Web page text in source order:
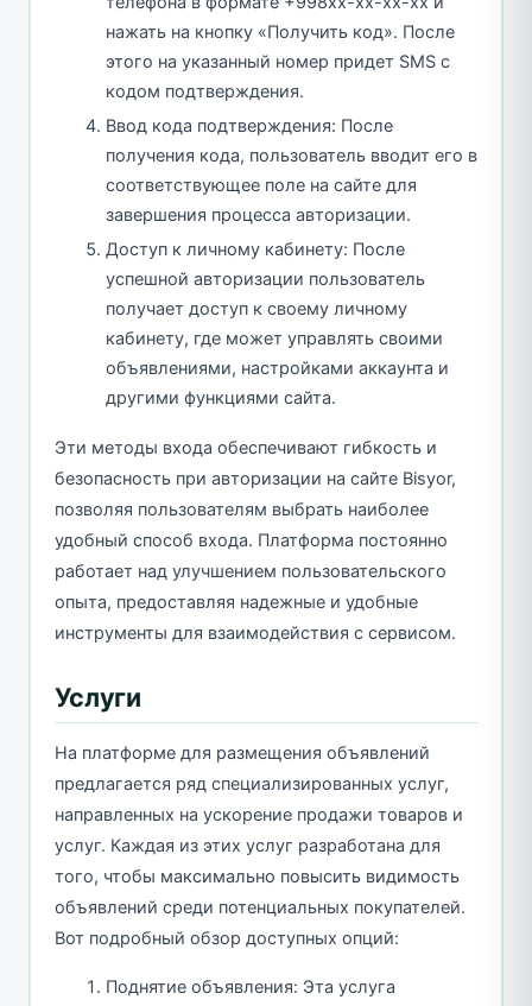
нажать на кнопку «Получить код». После
этого на указанный номер придет SMS с
кодом подтверждения.
Ввод кода подтверждения: После
получения кода, пользователь вводит его в
соответствующее поле на сайте для
завершения процесса авторизации.
Доступ к личному кабинету: После
успешной авторизации пользователь
получает доступ к своему личному
кабинету, где может управлять своими
объявлениями, настройками аккаунта и
другими функциями сайта.
Эти методы входа обеспечивают гибкость и
безопасность при авторизации на сайте Bisyor,
позволяя пользователям выбрать наиболее
удобный способ входа. Платформа постоянно
работает над улучшением пользовательского
опыта, предоставляя надежные и удобные
инструменты для взаимодействия с сервисом.
Услуги
На платформе для размещения объявлений
предлагается ряд специализированных услуг,
направленных на ускорение продажи товаров и
услуг. Каждая из этих услуг разработана для
того, чтобы максимально повысить видимость
объявлений среди потенциальных покупателей.
Вот подробный обзор доступных опций:
Поднятие объявления: Эта услуга